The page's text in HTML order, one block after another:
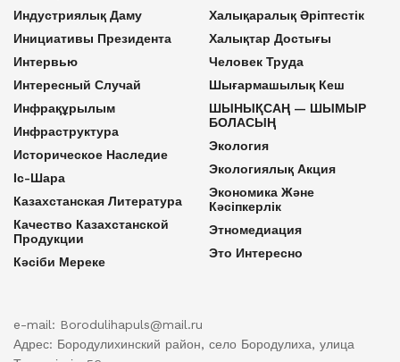
Индустриялық Даму
Инициативы Президента
Интервью
Интересный Случай
Инфрақұрылым
Инфраструктура
Историческое Наследие
Іс-Шара
Казахстанская Литература
Качество Казахстанской
Продукции
Кәсіби Мереке
Халықаралық Әріптестік
Халықтар Достығы
Человек Труда
Шығармашылық Кеш
ШЫНЫҚСАҢ — ШЫМЫР
БОЛАСЫҢ
Экология
Экологиялық Акция
Экономика Және
Кәсіпкерлік
Этномедиация
Это Интересно
e-mail: Borodulihapuls@mail.ru
Адрес: Бородулихинский район, село Бородулиха, улица